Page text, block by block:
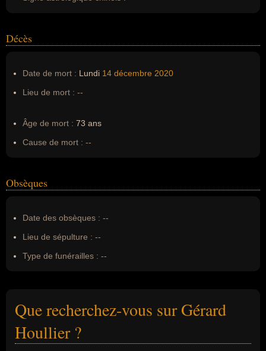
Décès
Date de mort : Lundi 14 décembre 2020
Lieu de mort : --
Âge de mort : 73 ans
Cause de mort : --
Obsèques
Date des obsèques : --
Lieu de sépulture : --
Type de funérailles : --
Que recherchez-vous sur Gérard
Houllier ?